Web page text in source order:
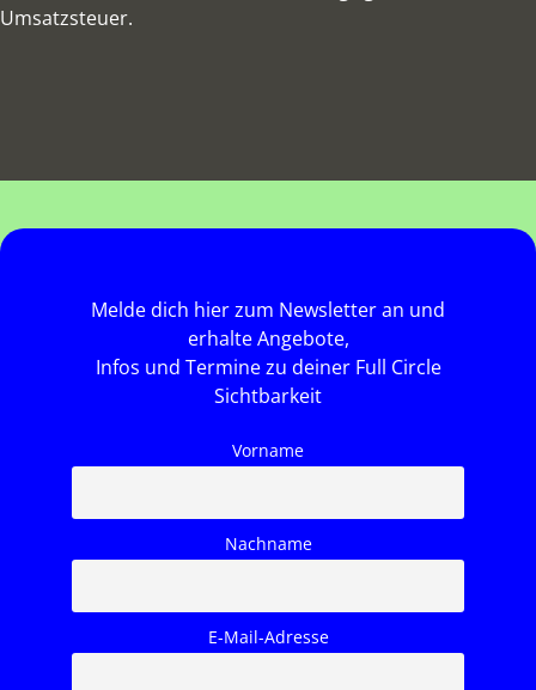
Umsatzsteuer.
Melde dich hier zum Newsletter an und
erhalte Angebote,
Infos und Termine zu deiner Full Circle
Sichtbarkeit
Vorname
Nachname
E-Mail-Adresse